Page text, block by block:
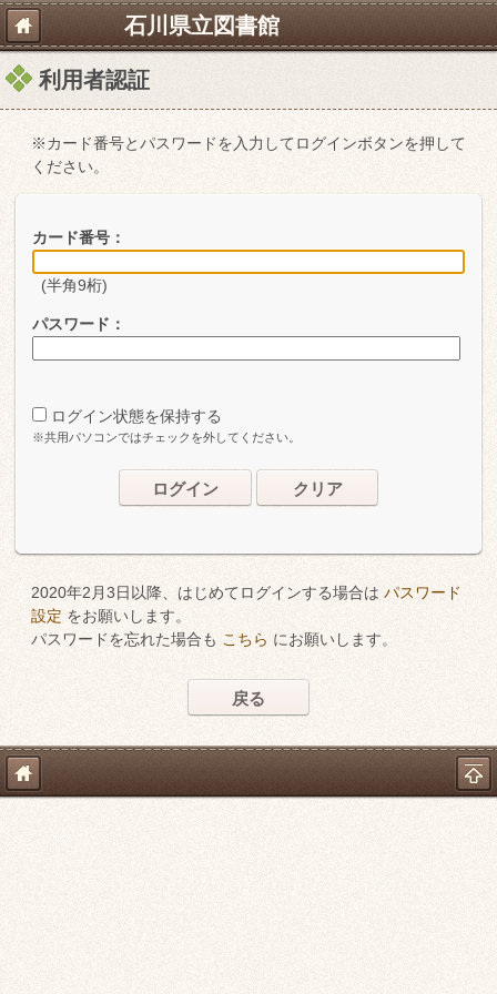
石川県立図書館
利用者認証
※カード番号とパスワードを入力してログインボタンを押して
ください。
カード番号：
(半角9桁)
パスワード：
ログイン状態を保持する
※共用パソコンではチェックを外してください。
ログイン クリア
2020年2月3日以降、はじめてログインする場合は パスワード
設定 をお願いします。
パスワードを忘れた場合も こちら にお願いします。
戻る